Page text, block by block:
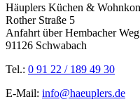
Häuplers Küchen &
Rother Straße 5
Anfahrt über Hembacher
91126 Schwabach
Tel.: 0 91 22 / 189 49 30
E-Mail: info@haeuplers.de